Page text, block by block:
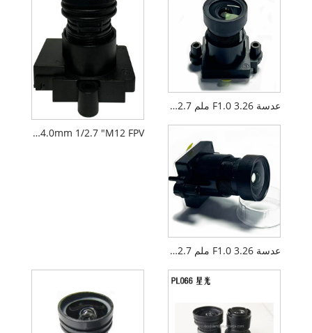
AIoT F1.6 4.0mm 1/2.7 "M12 FPV عدسة الكاميرا بدون طيار PL066
عدسة F1.0 3.26 ملم 1/2.7 بوصة M12 ذات ضوء داكن CCTV
عدسة F1.0 3.26 ملم 1/2.7 بوصة M12 Darklight القياسية